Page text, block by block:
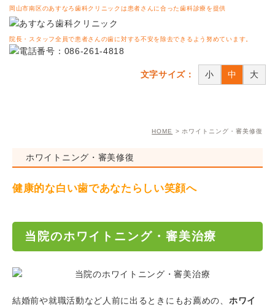
岡山市南区のあすなろ歯科クリニックは患者さんに合った歯科診療を提供
院長・スタッフ全員で患者さんの歯に対する不安を除去できるよう努めています。
文字サイズ： 小 中 大
HOME ホワイトニング・審美修復
ホワイトニング・審美修復
健康的な白い歯であなたらしい笑顔へ
当院のホワイトニング・審美治療
結婚前や就職活動など人前に出るときにもお薦めの、 ホワイ